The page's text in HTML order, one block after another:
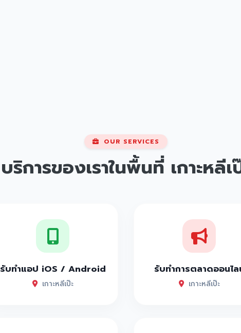
OUR SERVICES
บริการของเราในพื้นที่ เกาะหลีเ
รับทำแอป iOS / Android
เกาะหลีเป๊ะ
รับทำการตลาดออนไ
เกาะหลีเป๊ะ